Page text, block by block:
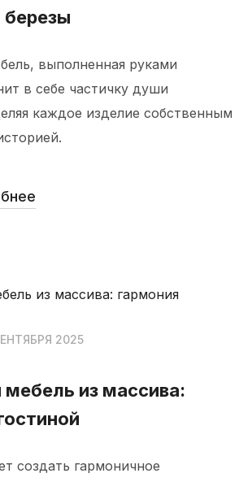
березы
выполненная руками
в себе частичку души
каждое изделие собственным
2025
из массива:
создать гармоничное